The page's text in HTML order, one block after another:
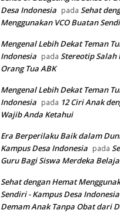
Desa Indonesia pada Sehat
Menggunakan VCO Buatan
Mengenal Lebih Dekat Teman
Indonesia pada Stereotip
Orang Tua ABK
Mengenal Lebih Dekat Teman
Indonesia pada 12 Ciri Anak
Wajib Anda Ketahui
Era Berperilaku Baik dalam
Kampus Desa Indonesia pada
Guru Bagi Siswa Merdeka
Sehat dengan Hemat
Sendiri - Kampus Desa Indonesia
Demam Anak Tanpa Obat dari